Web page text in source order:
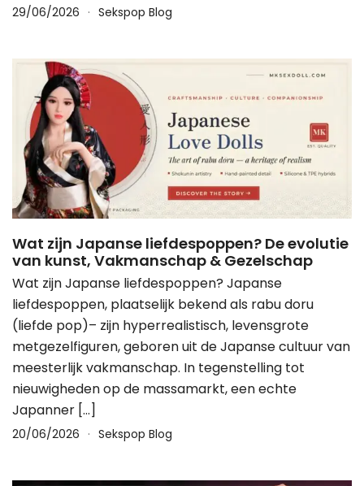
29/06/2026 Sekspop Blog
Wat zijn Japanse liefdespoppen? De evolutie
van kunst, Vakmanschap & Gezelschap
Wat zijn Japanse liefdespoppen? Japanse
liefdespoppen, plaatselijk bekend als rabu doru
(liefde pop)– zijn hyperrealistisch, levensgrote
metgezelfiguren, geboren uit de Japanse cultuur van
meesterlijk vakmanschap. In tegenstelling tot
nieuwigheden op de massamarkt, een echte
Japanner […]
20/06/2026 Sekspop Blog